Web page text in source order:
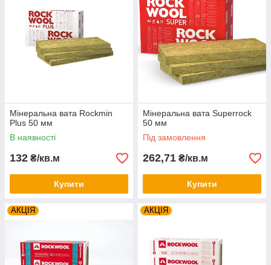
Мінеральна вата Rockmin
Plus 50 мм
В наявності
132 ₴/кв.м
Купити
Мінеральна вата Superrock
50 мм
Під замовлення
262,71 ₴/кв.м
Купити
АКЦІЯ АКЦІЯ